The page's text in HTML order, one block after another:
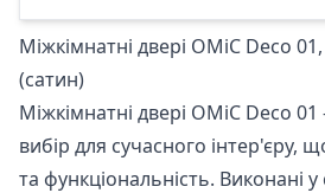
Міжкімнатні двері OMiC Deco
(сатин)
Міжкімнатні двері OMiC Deco
вибір для сучасного інтер'єру,
та функціональність. Виконані у